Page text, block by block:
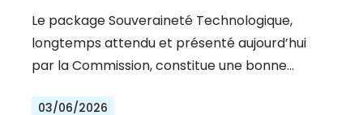
OÙ UN BOND ÉTAIT NÉCESSAIRE
Le package Souveraineté Technologique,
longtemps attendu et présenté aujourd’hui
par la Commission, constitue une bonne…
03/06/2026